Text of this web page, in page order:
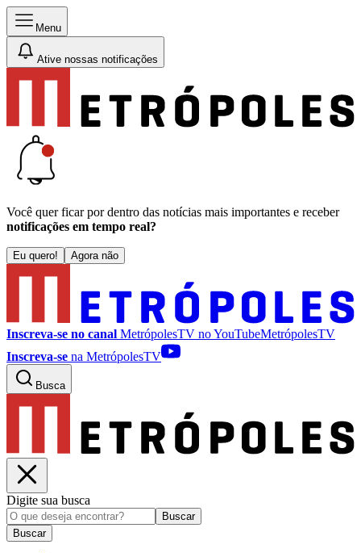
Menu
Ative nossas notificações
Você quer ficar por dentro das notícias mais importantes e receber
notificações em tempo real?
Eu quero! Agora não
Inscreva-se no canal MetrópolesTV noYouTubeMetrópolesTV
Inscreva-se na MetrópolesTV
Busca
Digite sua busca
Buscar
Buscar